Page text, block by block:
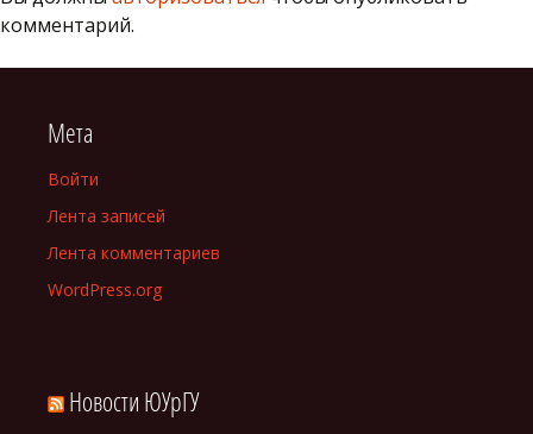
комментарий.
Мета
Войти
Лента записей
Лента комментариев
WordPress.org
Новости ЮУрГУ